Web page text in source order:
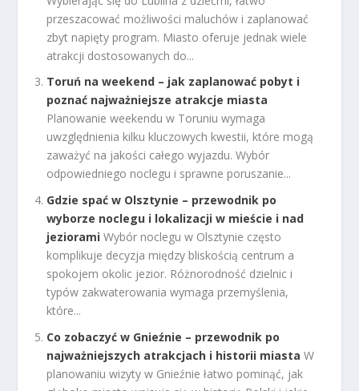
przeszacować możliwości maluchów i zaplanować
zbyt napięty program. Miasto oferuje jednak wiele
atrakcji dostosowanych do...
Toruń na weekend – jak zaplanować pobyt i
poznać najważniejsze atrakcje miasta
Planowanie weekendu w Toruniu wymaga
uwzględnienia kilku kluczowych kwestii, które mogą
zaważyć na jakości całego wyjazdu. Wybór
odpowiedniego noclegu i sprawne poruszanie...
Gdzie spać w Olsztynie – przewodnik po
wyborze noclegu i lokalizacji w mieście i nad
jeziorami Wybór noclegu w Olsztynie często
komplikuje decyzja między bliskością centrum a
spokojem okolic jezior. Różnorodność dzielnic i
typów zakwaterowania wymaga przemyślenia,
które...
Co zobaczyć w Gnieźnie – przewodnik po
najważniejszych atrakcjach i historii miasta W
planowaniu wizyty w Gnieźnie łatwo pominąć, jak